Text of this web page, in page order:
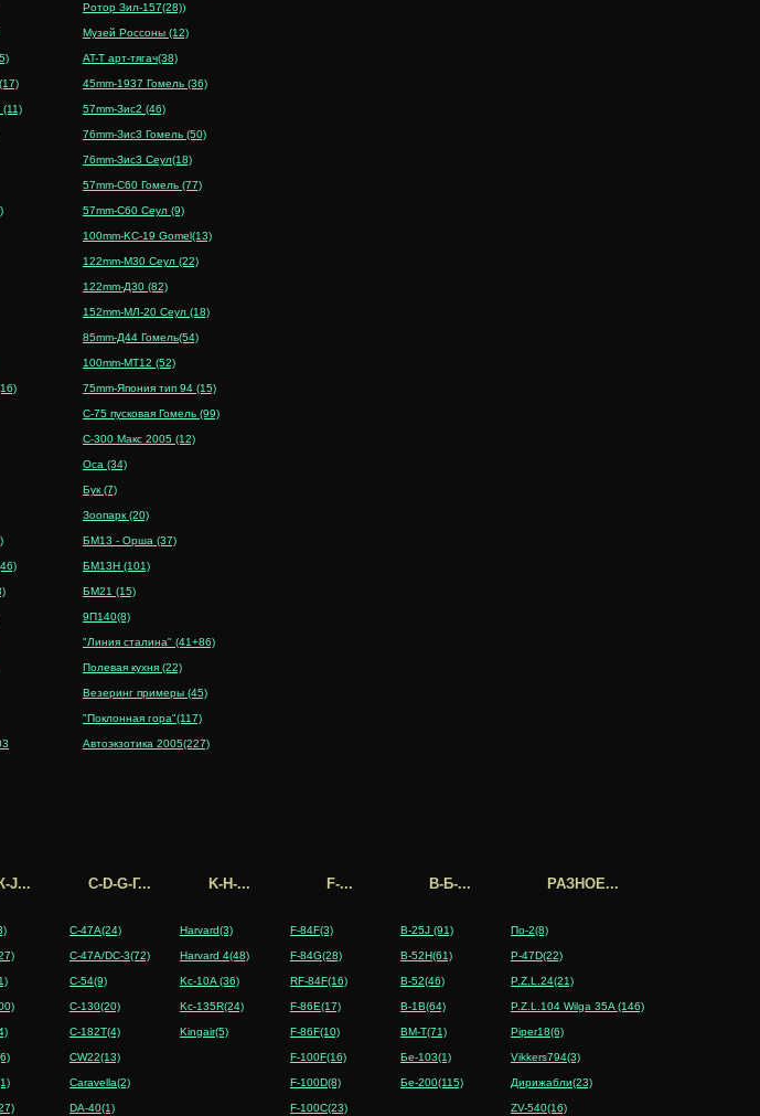
Ротор Зил-157(28))
Музей Россоны (12)
AT-T арт-тягач(38)
45mm-1937 Гомель (36)
57mm-Зис2 (46)
76mm-Зис3 Гомель (50)
76mm-Зис3 Сеул(18)
57mm-C60 Гомель (77)
57mm-C60 Сеул (9)
100mm-KC-19 Gomel(13)
122mm-M30 Сеул (22)
122mm-Д30 (82)
152mm-МЛ-20 Сеул (18)
85mm-Д44 Гомель(54)
100mm-MT12 (52)
75mm-Япония тип 94 (15)
C-75 пусковая Гомель (99)
C-300 Макс 2005 (12)
Оса (34)
Бук (7)
Зоопарк (20)
БМ13 - Орша (37)
БМ13Н (101)
БМ21 (15)
9П140(8)
"Линия сталина" (41+86)
Полевая кухня (22)
Везеринг примеры (45)
"Поклонная гора"(117)
Автоэкзотика 2005(227)
J... C-D-G-Г...
C-47A(24)
C-47A/DC-3(72)
C-54(9)
C-130(20)
C-182T(4)
CW22(13)
Caravella(2)
DA-40(1)
K-H-...
Harvard(3)
Harvard 4(48)
Kc-10A (36)
Kc-135R(24)
Kingair(5)
F-...
F-84F(3)
F-84G(28)
RF-84F(16)
F-86E(17)
F-86F(10)
F-100F(16)
F-100D(8)
F-100C(23)
B-Б-...
B-25J (91)
B-52H(61)
B-52(46)
B-1B(64)
BM-T(71)
Бе-103(1)
Бе-200(115)
РАЗНОЕ...
По-2(8)
P-47D(22)
P.Z.L.24(21)
P.Z.L.104 Wilga 35A (146)
Piper18(6)
Vikkers794(3)
Дирижабли(23)
ZV-540(16)